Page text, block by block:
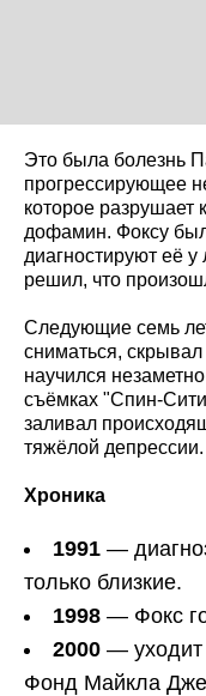
Это была болезнь
прогрессирующее
которое
дофамин. Фоксу
диагностируют её
решил, что
Следующие семь
сниматься,
научился
съёмках "Спин-
заливал
тяжёлой депрессии.
Хроника
1991 —
только близкие.
1998 — Фокс
2000 — уходит
Фонд Майкла